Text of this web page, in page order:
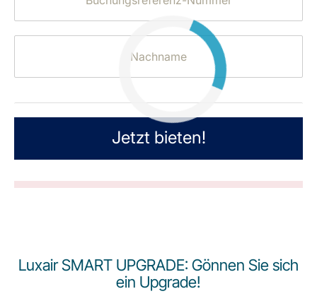
Karriere bei LuxairGroup
Jetzt bieten!
Luxair SMART UPGRADE: Gönnen Sie sich
ein Upgrade!